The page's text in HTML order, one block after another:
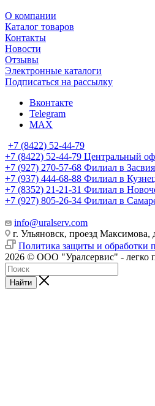
О компании
Каталог товаров
Контакты
Новости
Отзывы
Электронные каталоги
Подписаться на рассылку
Вконтакте
Telegram
MAX
+7 (8422) 52-44-79
+7 (8422) 52-44-79 Центральный
+7 (927) 270-57-68 Филиал в
+7 (937) 444-68-88 Филиал в
+7 (8352) 21-21-31 Филиал в
+7 (927) 805-26-34 Филиал в
info@uralserv.com
г. Ульяновск, проезд Максимова,
Политика защиты и обработки
2026 © ООО "Уралсервис" - легко
Найти